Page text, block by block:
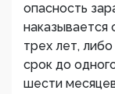
опасность
наказывается
трех лет,
срок до
шести